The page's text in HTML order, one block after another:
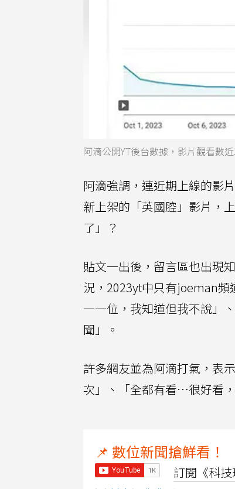
阿滴公開YT後台數據，影片觀看數
阿滴強調，連近期上線的影
新上架的「英國腔」影片，
了」？
貼文一出後，留言區也出現
況，2023yt中只有joeman頻
一一位，我知道但我不說」
聞」。
許多網友並為阿滴打氣，表
次」、「全都有看⋯很好看
📌 數位新聞搶鮮看！
訂閱《科技